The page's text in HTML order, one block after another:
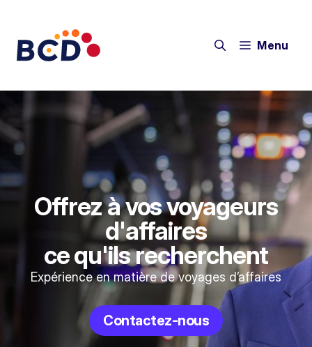
Menu
Offrez à vos voyageurs
d'affaires
ce qu'ils recherchent
Expérience en matière de voyages d’affaires
Contactez-nous